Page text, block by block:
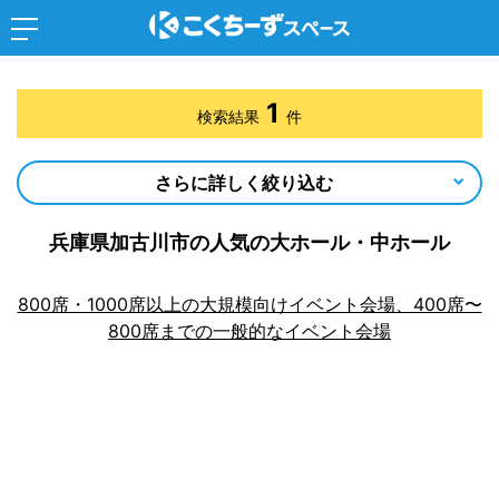
兵庫県加古川市の人気の大ホール・中ホール
800席・1000席以上の大規模向けイベント会場、400席〜
800席までの一般的なイベント会場
検索結果 1 件
さらに詳しく絞り込む